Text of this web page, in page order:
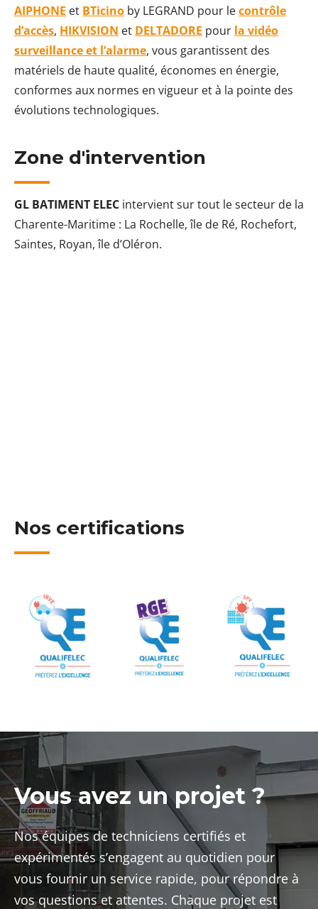
AIPHONE et BTicino by LEGRAND pour lecontrôle
d’accès, HIKVISION et DELTADORE pour la vidéo
surveillance et l’alarme, vous garantissent des
matériels de haute qualité, économes en énergie,
conformes aux normes en vigueur et à la pointe des
évolutions technologiques.
Zone d'intervention
GL BATIMENT ELEC intervient sur tout le secteur de la
Charente-Maritime : La Rochelle, île de Ré, Rochefort,
Saintes, Royan, île d’Oléron.
Nos certifications
Vous avez un projet ?
Nos équipes de techniciens certifiés et
expérimentés s’engagent au quotidien pour
vous fournir un service rapide, pour répondre à
vos questions et attentes. Chaque projet est